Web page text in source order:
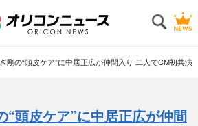
剛の“頭皮ケア”に中居正広が仲間入り 二人でCM初共演
“頭皮ケア”に中居正広が仲間